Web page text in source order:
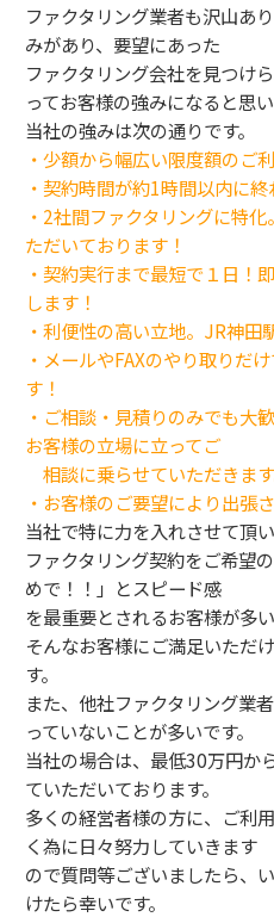
ファクタリング業者も沢山あ
みがあり、要望にあった
ファクタリング会社を見つけ
ってお客様の強みになると思い
当社の強みは次の通りです。
・少額から幅広い限度額のご
・契約時間が約1時間以内に終
・2社間ファクタリングに特
ただいております！
・契約実行まで最短で１日！
します！
・利便性の高い立地。JR神田
・メールやFAXのやり取りだ
す！
・ご相談・見積りのみでも大
お客様の立場に立ってご
相談に乗らせていただきます
・お客様のご要望により出張
当社で特に力を入れさせて頂
ファクタリング契約をご希望
めで！！」とスピード感
を最重要とされるお客様が多い
そんなお客様にご満足いただ
す。
また、他社ファクタリング業
っていないことが多いです。
当社の場合は、最低30万円か
ていただいております。
多くの経営者様の方に、ご利
く為に日々努力していきます
ので質問等ございましたら、
けたら幸いです。